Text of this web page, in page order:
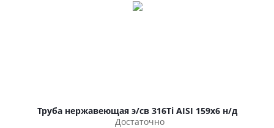
Труба нержавеющая э/св 316Ti AISI 159х6 н/д
Достаточно